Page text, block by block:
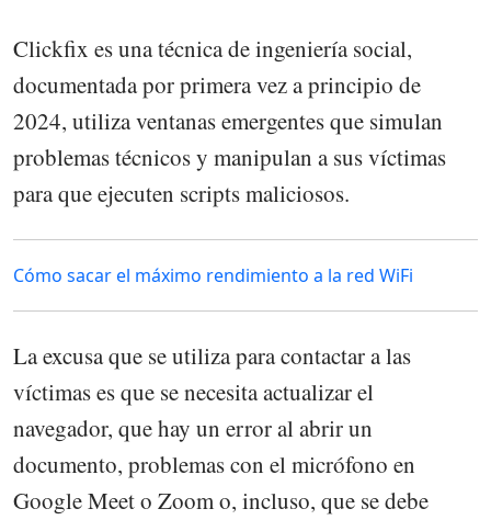
Clickfix es una técnica de ingeniería social,
documentada por primera vez a principio de
2024, utiliza ventanas emergentes que simulan
problemas técnicos y manipulan a sus víctimas
para que ejecuten scripts maliciosos.
Cómo sacar el máximo rendimiento a la red WiFi
La excusa que se utiliza para contactar a las
víctimas es que se necesita actualizar el
navegador, que hay un error al abrir un
documento, problemas con el micrófono en
Google Meet o Zoom o, incluso, que se debe